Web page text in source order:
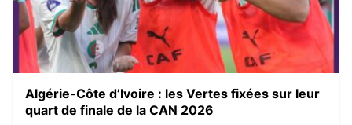
Algérie-Côte d’Ivoire : les Vertes fixées sur leur
quart de finale de la CAN 2026